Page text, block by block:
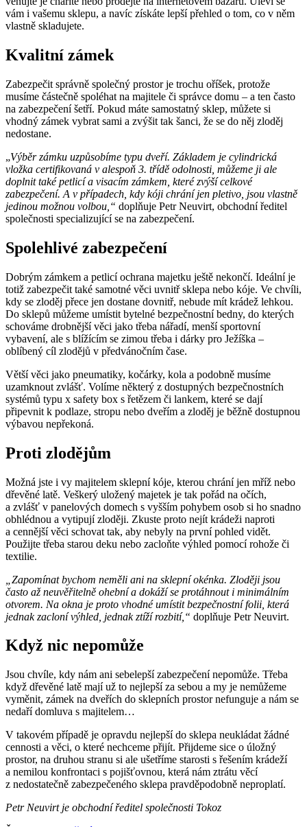
vám i vašemu sklepu, a navíc získáte lepší přehled o tom, co v něm
vlastně skladujete.
Kvalitní zámek
Zabezpečit správně společný prostor je trochu oříšek, protože
musíme částečně spoléhat na majitele či správce domu – a ten často
na zabezpečení šetří. Pokud máte samostatný sklep, můžete si
vhodný zámek vybrat sami a zvýšit tak šanci, že se do něj zloděj
nedostane.
„Výběr zámku uzpůsobíme typu dveří. Základem je cylindrická
vložka certifikovaná v alespoň 3. třídě odolnosti, můžeme ji ale
doplnit také petlicí a visacím zámkem, které zvýší celkové
zabezpečení. A v případech, kdy kóji chrání jen pletivo, jsou vlastně
jedinou možnou volbou,“ doplňuje Petr Neuvirt, obchodní ředitel
společnosti specializující se na zabezpečení.
Spolehlivé zabezpečení
Dobrým zámkem a petlicí ochrana majetku ještě nekončí. Ideální je
totiž zabezpečit také samotné věci uvnitř sklepa nebo kóje. Ve chvíli,
kdy se zloděj přece jen dostane dovnitř, nebude mít krádež lehkou.
Do sklepů můžeme umístit bytelné bezpečnostní bedny, do kterých
schováme drobnější věci jako třeba nářadí, menší sportovní
vybavení, ale s blížícím se zimou třeba i dárky pro Ježíška –
oblíbený cíl zlodějů v předvánočním čase.
Větší věci jako pneumatiky, kočárky, kola a podobně musíme
uzamknout zvlášť. Volíme některý z dostupných bezpečnostních
systémů typu x safety box s řetězem či lankem, které se dají
připevnit k podlaze, stropu nebo dveřím a zloděj je běžně dostupnou
výbavou nepřekoná.
Proti zlodějům
Možná jste i vy majitelem sklepní kóje, kterou chrání jen mříž nebo
dřevěné latě. Veškerý uložený majetek je tak pořád na očích,
a zvlášť v panelových domech s vyšším pohybem osob si ho snadno
obhlédnou a vytipují zloději. Zkuste proto nejít krádeži naproti
a cennější věci schovat tak, aby nebyly na první pohled vidět.
Použijte třeba starou deku nebo zacloňte výhled pomocí rohože či
textilie.
„Zapomínat bychom neměli ani na sklepní okénka. Zloději jsou
často až neuvěřitelně ohební a dokáží se protáhnout i minimálním
otvorem. Na okna je proto vhodné umístit bezpečnostní folii, která
jednak zacloní výhled, jednak ztíží rozbití,“ doplňuje Petr Neuvirt.
Když nic nepomůže
Jsou chvíle, kdy nám ani sebelepší zabezpečení nepomůže. Třeba
když dřevěné latě mají už to nejlepší za sebou a my je nemůžeme
vyměnit, zámek na dveřích do sklepních prostor nefunguje a nám se
nedaří domluva s majitelem…
V takovém případě je opravdu nejlepší do sklepa neukládat žádné
cennosti a věci, o které nechceme přijít. Přijdeme sice o úložný
prostor, na druhou stranu si ale ušetříme starosti s řešením krádeží
a nemilou konfrontaci s pojišťovnou, která nám ztrátu věcí
z nedostatečně zabezpečeného sklepa pravděpodobně neproplatí.
Petr Neuvirt je obchodní ředitel společnosti Tokoz